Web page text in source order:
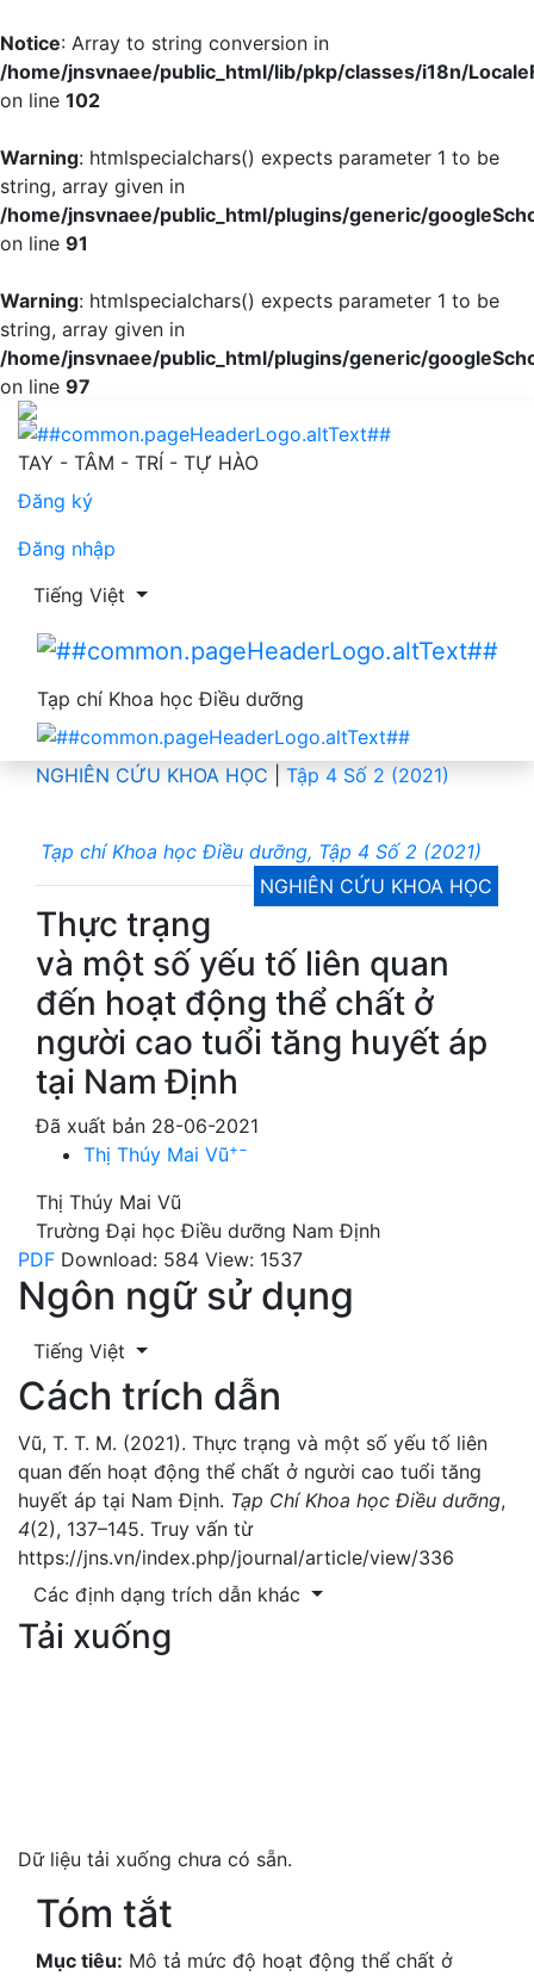
Notice: Array to string conversion in
/home/jnsvnaee/public_html/lib/pkp/classes/i18n/
on line 102
Warning: htmlspecialchars() expects parameter 1 to be
string, array given in
/home/jnsvnaee/public_html/plugins/generic/
on line 91
Warning: htmlspecialchars() expects parameter 1 to be
string, array given in
/home/jnsvnaee/public_html/plugins/generic/
on line 97
Thực trạng và một số yếu tố liên quan đến hoạt động
TAY - TÂM - TRÍ - TỰ HÀO
Đăng ký
Đăng nhập
Thay đổi ngôn ngữ. Ngôn ngữ hiện tại là:
Tiếng Việt
Tạp chí Khoa học Điều dưỡng
NGHIÊN CỨU KHOA HỌC Tập 4 Số 2 (2021)
Tạp chí Khoa học Điều dưỡng, Tập 4 Số 2 (2021)
NGHIÊN CỨU KHOA HỌC
Thực trạng
và một số yếu tố liên quan
đến hoạt động thể chất ở
người cao tuổi tăng huyết áp
tại Nam Định
Đã xuất bản 28-06-2021
Thị Thúy Mai Vũ+−
Thị Thúy Mai Vũ
Trường Đại học Điều dưỡng Nam Định
PDF Download: 584 View: 1537
Ngôn ngữ sử dụng
Tiếng Việt
Cách trích dẫn
Vũ, T. T. M. (2021). Thực trạng và một số yếu tố liên
quan đến hoạt động thể chất ở người cao tuổi tăng
huyết áp tại Nam Định. Tạp Chí Khoa học Điều dưỡng,
4(2), 137–145. Truy vấn từ
https://jns.vn/index.php/journal/article/view/336
Các định dạng trích dẫn khác
Tải xuống
Dữ liệu tải xuống chưa có sẵn.
Tóm tắt
Mục tiêu: Mô tả mức độ hoạt động thể chất ở